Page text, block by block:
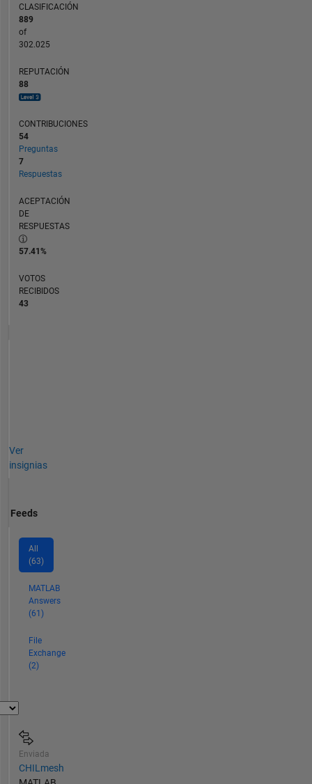
CLASIFICACIÓN
889
of
302.025
REPUTACIÓN
88
CONTRIBUCIONES
54
Preguntas
7
Respuestas
ACEPTACIÓN
DE
RESPUESTAS
57.41%
VOTOS
RECIBIDOS
43
Ver
insignias
Feeds
All
(63)
MATLAB
Answers
(61)
File
Exchange
(2)
Enviada
CHILmesh